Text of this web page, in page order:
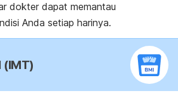
dokter dapat memantau
Anda setiap harinya.
(IMT)